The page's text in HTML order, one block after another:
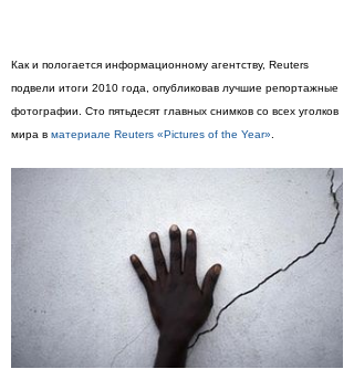
Как и пологается информационному агентству, Reuters
подвели итоги 2010 года, опубликовав лучшие репортажные
фотографии. Сто пятьдесят главных снимков со всех уголков
мира в материале Reuters «Pictures of the Year»